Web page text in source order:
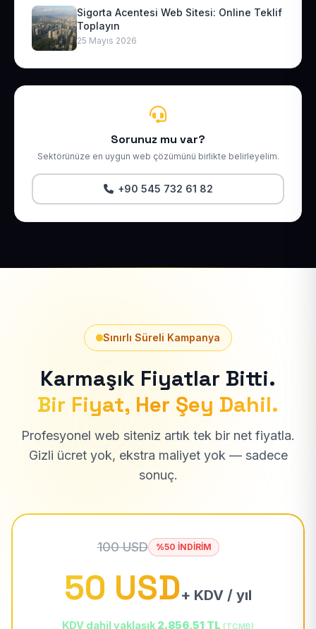
Sigorta Acentesi Web Sitesi: Online Teklif
Toplayın
25 Mayıs 2026
Sorunuz mu var?
Sektörünüze en uygun web çözümünü birlikte belirleyelim.
+90 545 732 61 82
Sınırlı Süreli Kampanya
Karmaşık Fiyatlar Bitti.
Bir Fiyat, Her Şey Dahil.
Profesyonel web siteniz artık tek bir net fiyatla.
Gizli ücret yok, ekstra maliyet yok — sadece
sonuç.
100 USD %50 İNDİRİM
50 USD+ KDV / yıl
KDV dahil yaklaşık 2.856,51 TL (TCMB)